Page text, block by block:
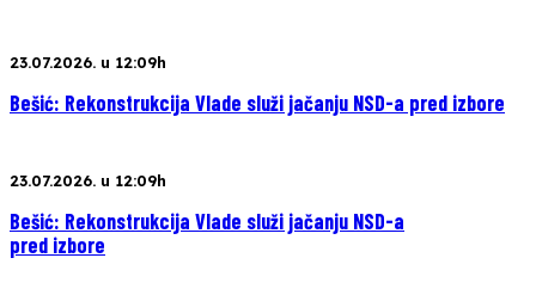
23.07.2026. u 12:09h
Bešić: Rekonstrukcija Vlade služi jačanju NSD-a pred izbore
23.07.2026. u 12:09h
Bešić: Rekonstrukcija Vlade služi jačanju NSD-a
pred izbore